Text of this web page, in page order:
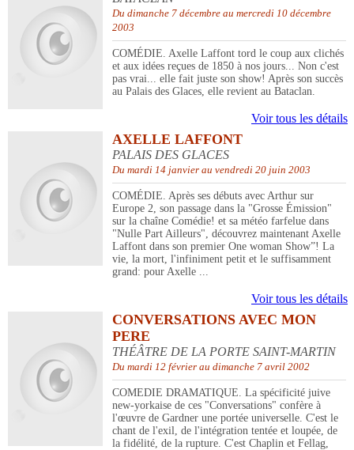
Du dimanche 7 décembre au mercredi 10 décembre
2003
COMÉDIE. Axelle Laffont tord le coup aux clichés
et aux idées reçues de 1850 à nos jours... Non c'est
pas vrai... elle fait juste son show! Après son succès
au Palais des Glaces, elle revient au Bataclan.
Voir tous les détails
AXELLE LAFFONT
PALAIS DES GLACES
Du mardi 14 janvier au vendredi 20 juin 2003
COMÉDIE. Après ses débuts avec Arthur sur
Europe 2, son passage dans la "Grosse Émission"
sur la chaîne Comédie! et sa météo farfelue dans
"Nulle Part Ailleurs", découvrez maintenant Axelle
Laffont dans son premier One woman Show”! La
vie, la mort, l'infiniment petit et le suffisamment
grand: pour Axelle ...
Voir tous les détails
CONVERSATIONS AVEC MON
PERE
THÉÂTRE DE LA PORTE SAINT-MARTIN
Du mardi 12 février au dimanche 7 avril 2002
COMEDIE DRAMATIQUE. La spécificité juive
new-yorkaise de ces "Conversations" confère à
l'œuvre de Gardner une portée universelle. C'est le
chant de l'exil, de l'intégration tentée et loupée, de
la fidélité, de la rupture. C'est Chaplin et Fellag,